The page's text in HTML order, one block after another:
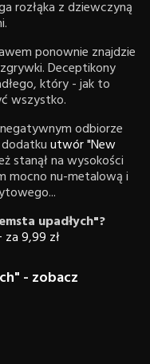
rozłąka z dziewczyną
ponownie znajdzie
Deceptikony
który - jak to
wszystko.
odbiorze
utwór "New
stanął na wysokości
mocno nu-metalową i
upadłych"?
za 9,99 zł
- zobacz